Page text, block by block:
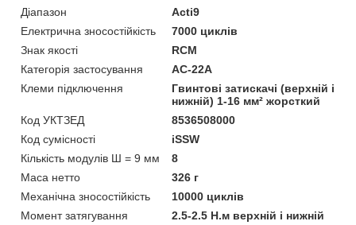
Діапазон
Acti9
Електрична зносостійкість
7000 циклів
Знак якості
RCM
Категорія застосування
AC-22A
Клеми підключення
Гвинтові затискачі (верхній і
нижній) 1-16 мм² жорсткий
Код УКТЗЕД
8536508000
Код сумісності
iSSW
Кількість модулів Ш = 9 мм
8
Маса нетто
326 г
Механічна зносостійкість
10000 циклів
Момент затягування
2.5-2.5 Н.м верхній і нижній